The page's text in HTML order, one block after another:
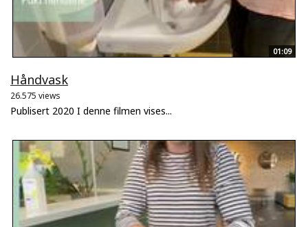
01:09
Håndvask
26.575 views
Publisert 2020 I denne filmen vises...